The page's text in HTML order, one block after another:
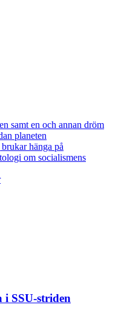
samt en och annan dröm
planeten
hänga på
om socialismens
i SSU-striden